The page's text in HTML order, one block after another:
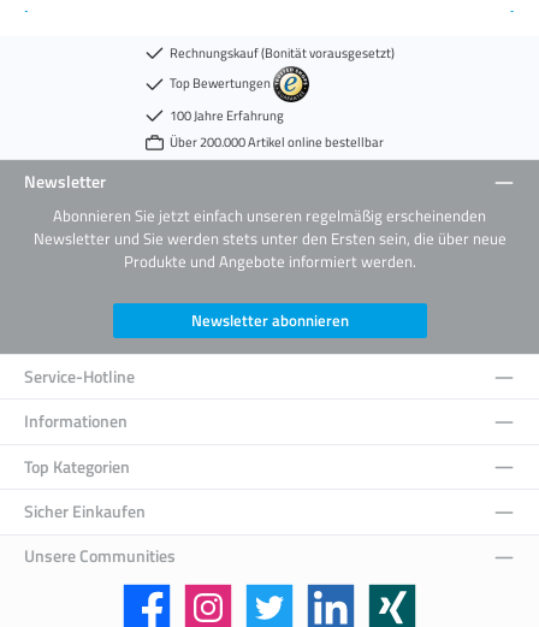
Rechnungskauf (Bonität vorausgesetzt)
Top Bewertungen
100 Jahre Erfahrung
Über 200.000 Artikel online bestellbar
Newsletter
Abonnieren Sie jetzt einfach unseren regelmäßig erscheinenden
Newsletter und Sie werden stets unter den Ersten sein, die über neue
Produkte und Angebote informiert werden.
Newsletter abonnieren
Service-Hotline
Informationen
Top Kategorien
Sicher Einkaufen
Unsere Communities
Facebook Instagram Twitter LinkedIn Xing